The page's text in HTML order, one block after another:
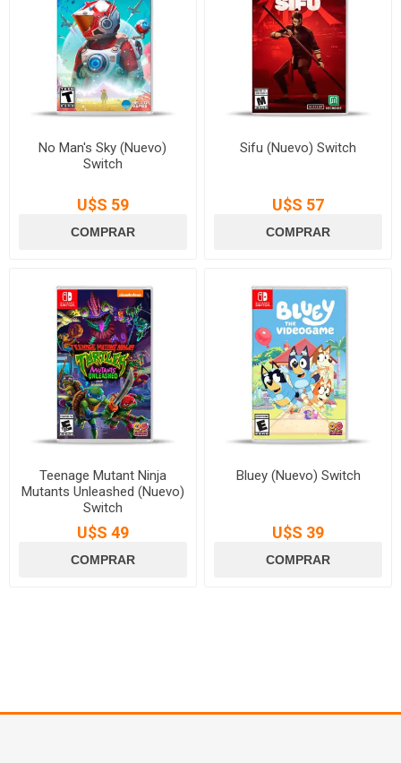
No Man's Sky (Nuevo)
Switch
U$S 59
Sifu (Nuevo) Switch
U$S 57
Teenage Mutant Ninja
Mutants Unleashed (Nuevo)
Switch
U$S 49
Bluey (Nuevo) Switch
U$S 39